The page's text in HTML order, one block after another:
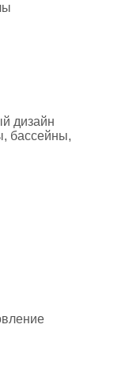
дизайн
бассейны,